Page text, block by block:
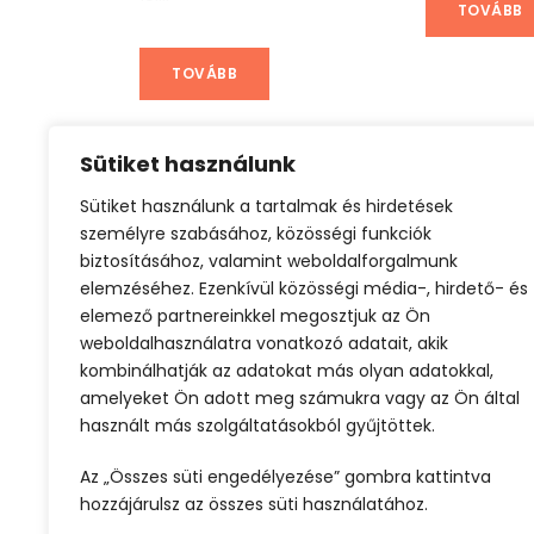
Sütiket használunk
Sütiket használunk a tartalmak és hirdetések
személyre szabásához, közösségi funkciók
biztosításához, valamint weboldalforgalmunk
elemzéséhez. Ezenkívül közösségi média-, hirdető- és
elemező partnereinkkel megosztjuk az Ön
weboldalhasználatra vonatkozó adatait, akik
kombinálhatják az adatokat más olyan adatokkal,
amelyeket Ön adott meg számukra vagy az Ön által
használt más szolgáltatásokból gyűjtöttek.
Az „Összes süti engedélyezése” gombra kattintva
hozzájárulsz az összes süti használatához.
TOVÁBB
TOVÁBB
Olcsó repjegy Tengerparti nyaralás